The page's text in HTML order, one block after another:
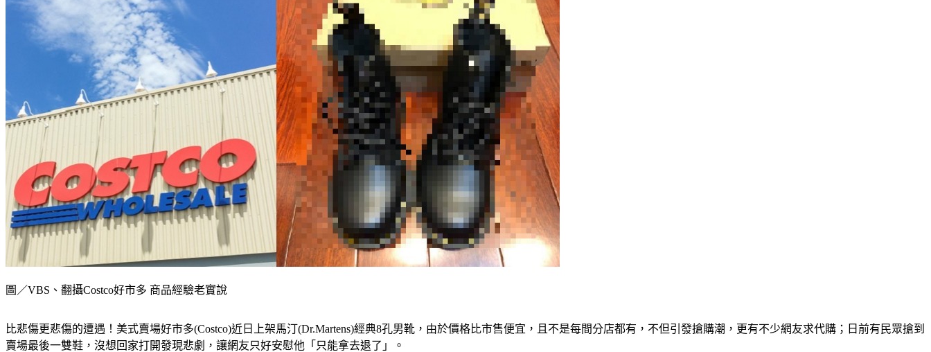
圖／VBS、翻攝Costco好市多 商品經驗老實說
比悲傷更悲傷的遭遇！美式賣場好市多(Costco)近日上架馬汀(Dr.Martens)經典8孔男靴，由於價格比市售便宜，且不是每間分店都有，不但引發搶購潮，更有不少網友求代購；日前有民眾搶到
賣場最後一雙鞋，沒想回家打開發現悲劇，讓網友只好安慰他「只能拿去退了」。